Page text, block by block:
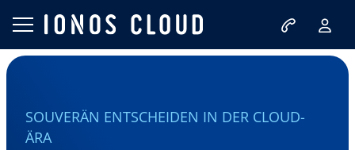
SOUVERÄN ENTSCHEIDEN IN DER CLOUD-
ÄRA